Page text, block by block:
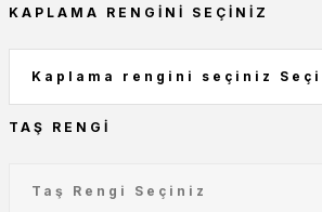
KAPLAMA RENGINI SEÇINIZ
TAŞ RENGI